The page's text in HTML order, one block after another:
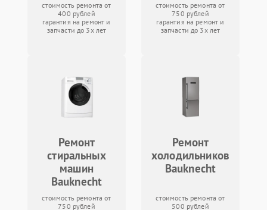
стоимость ремонта от
400 рублей
гарантия на ремонт и
запчасти до 3х лет
стоимость ремонта от
750 рублей
гарантия на ремонт и
запчасти до 3х лет
Ремонт
стиральных
машин
Bauknecht
стоимость ремонта от
750 рублей
Ремонт
холодильников
Bauknecht
стоимость ремонта от
500 рублей